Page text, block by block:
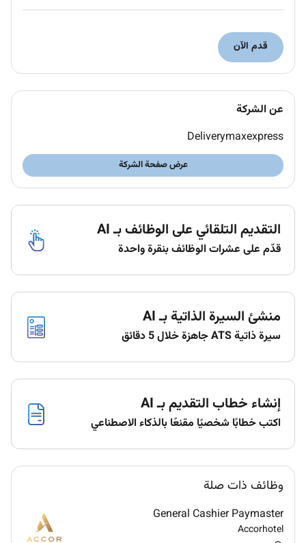
قدم الآن
عن الشركة
Deliverymaxexpress
عرض صفحة الشركة
التقديم التلقائي على الوظائف بـ AI
قدّم على عشرات الوظائف بنقرة واحدة
منشئ السيرة الذاتية بـ AI
سيرة ذاتية ATS جاهزة خلال 5 دقائق
إنشاء خطاب التقديم بـ AI
اكتب خطابًا شخصيًا مقنعًا بالذكاء الاصطناعي
وظائف ذات صلة
General Cashier Paymaster
Accorhotel